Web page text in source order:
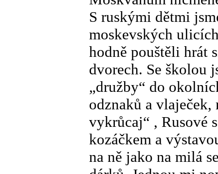
S ruskými dětmi
moskevských
hodně pouštěli hrát
dvorech. Se školou
„družby“ do
odznaků a
vykrůcaj“ , Rusové
kozáčkem a
na ně jako na milá